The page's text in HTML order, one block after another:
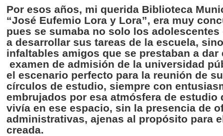
Por esos años, mi querida Biblioteca
“José Eufemio Lora y Lora”, era muy
pues se sumaba no solo los adolescentes
a desarrollar sus tareas de la escuela, sino
infaltables amigos que se prestaban a dar
examen de admisión de la universidad
el escenario perfecto para la reunión de
círculos de estudio, siempre con
embrujados por esa atmósfera de estudio
vivía en ese espacio, sin la presencia de
administrativas, ajenas al propósito para
creada.